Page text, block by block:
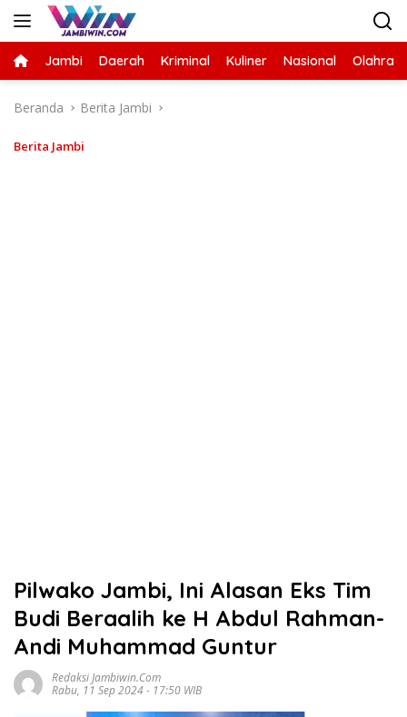
Langsung
Jambi Daerah Kriminal Kuliner Nasional
Beranda Berita Jambi
Berita Jambi
Pilwako Jambi, Ini Alasan Eks Tim
Budi Beraalih ke H Abdul Rahman-
Andi Muhammad Guntur
Redaksi Jambiwin.com
Rabu, 11 Sep 2024 - 17:50 WIB